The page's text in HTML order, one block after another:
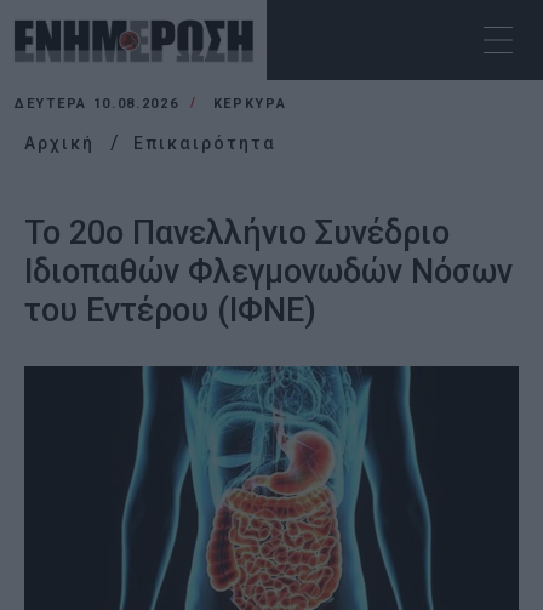
ΔΕΥΤΈΡΑ 10.08.2026 ΚΕΡΚΥΡΑ
Αρχική Επικαιρότητα
To 20ο Πανελλήνιο Συνέδριο
Ιδιοπαθών Φλεγμονωδών Νόσων
του Εντέρου (ΙΦΝΕ)